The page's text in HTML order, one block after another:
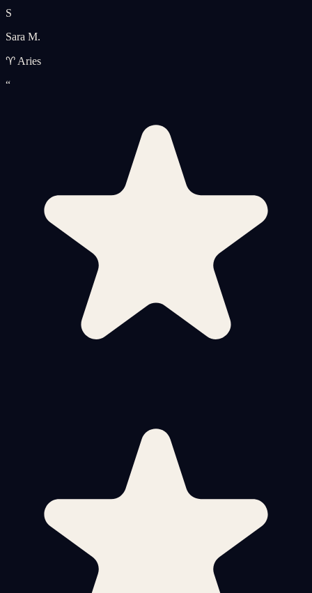
S
Sara M.
♈ Aries
“